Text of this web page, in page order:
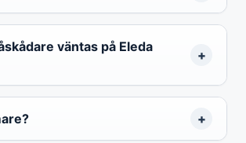
väntas på Eleda